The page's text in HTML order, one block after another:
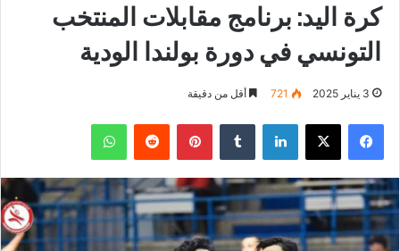
كرة اليد: برنامج مقابلات المنتخب
التونسي في دورة بولندا الودية
3 يناير 2025 721 أقل من دقيقة
فيسبوك ‫X لينكدإن بينتيريست واتساب